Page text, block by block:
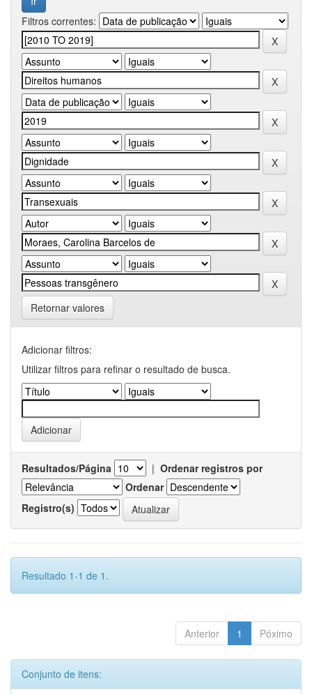
Filtros correntes:
Retornar valores
Adicionar filtros:
Utilizar filtros para refinar o resultado de busca.
Resultados/Página | Ordenar registros por
Ordenar
Registro(s)
Resultado 1-1 de 1.
Anterior 1 Póximo
Conjunto de itens: